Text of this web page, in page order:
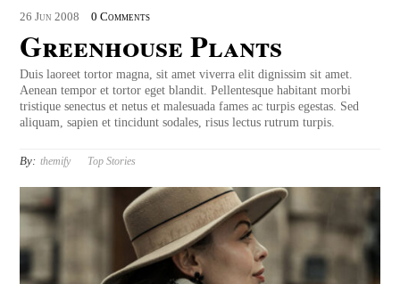
26 Jun 2008 0 Comments
Greenhouse Plants
Duis laoreet tortor magna, sit amet viverra elit dignissim sit amet.
Aenean tempor et tortor eget blandit. Pellentesque habitant morbi
tristique senectus et netus et malesuada fames ac turpis egestas. Sed
aliquam, sapien et tincidunt sodales, risus lectus rutrum turpis.
By: themify Top Stories